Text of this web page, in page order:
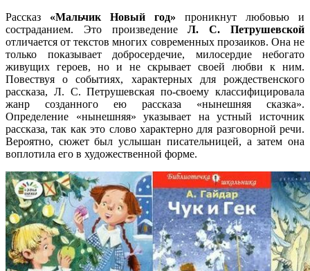
Рассказ «Мальчик Новый год» проникнут любовью и
состраданием. Это произведениеЛ. С. Петрушевской
отличается от текстов многих современных прозаиков. Она не
только показывает добросердечие, милосердие небогато
живущих героев, но и не скрывает своей любви к ним.
Повествуя о событиях, характерных для рождественского
рассказа, Л. С. Петрушевская по-своему классифицировала
жанр созданного ею рассказа «нынешняя сказка».
Определение «нынешняя» указывает на устный источник
рассказа, так как это слово характерно для разговорной речи.
Вероятно, сюжет был услышан писательницей, а затем она
воплотила его в художественной форме.